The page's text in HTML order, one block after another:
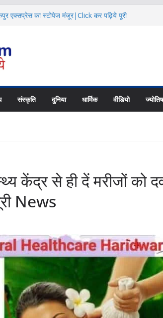
एक्सप्रेस का स्टोपेज मंजूर|Click कर पढ़िये पूरी
शिक्षा के हालातों पर चर्चा|Click कर पढ़िये पूरी
NCC की नई यूनिट्स का गठन|Click कर पढ़िये पूरी
संस्कृति दुनिया धार्मिक वीडियो ज्योतिष
से ही दें मरीजों को
News